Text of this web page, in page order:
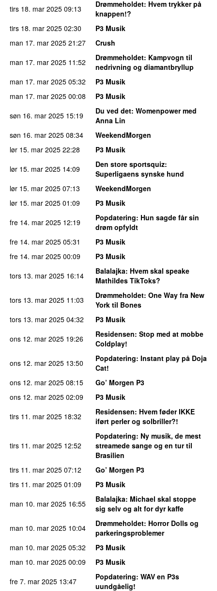
tirs 18. mar 2025 09:13 Drømmeholdet: Hvem trykker på
knappen!?
tirs 18. mar 2025 02:30
P3 Musik
man 17. mar 2025 21:27
Crush
man 17. mar 2025 11:52 Drømmeholdet: Kampvogn til
nedrivning og diamantbryllup
man 17. mar 2025 05:32
P3 Musik
man 17. mar 2025 00:08
P3 Musik
søn 16. mar 2025 15:19 Du ved det: Womenpower med
Anna Lin
søn 16. mar 2025 08:34
WeekendMorgen
lør 15. mar 2025 22:28
P3 Musik
lør 15. mar 2025 14:09 Den store sportsquiz:
Superligaens synske hund
lør 15. mar 2025 07:13
WeekendMorgen
lør 15. mar 2025 01:09
P3 Musik
fre 14. mar 2025 12:19 Popdatering: Hun sagde får sin
drøm opfyldt
fre 14. mar 2025 05:31
P3 Musik
fre 14. mar 2025 00:09
P3 Musik
tors 13. mar 2025 16:14 Balalajka: Hvem skal speake
Mathildes TikToks?
tors 13. mar 2025 11:03 Drømmeholdet: One Way fra New
York til Bones
tors 13. mar 2025 04:32
P3 Musik
ons 12. mar 2025 19:26 Residensen: Stop med at mobbe
Coldplay!
ons 12. mar 2025 13:50 Popdatering: Instant play på Doja
Cat!
ons 12. mar 2025 08:15
Go’ Morgen P3
ons 12. mar 2025 02:09
P3 Musik
tirs 11. mar 2025 18:32 Residensen: Hvem føder IKKE
iført perler og solbriller?!
tirs 11. mar 2025 12:52
Popdatering: Ny musik, de mest
streamede sange og en tur til
Brasilien
tirs 11. mar 2025 07:12
Go’ Morgen P3
tirs 11. mar 2025 01:09
P3 Musik
man 10. mar 2025 16:55 Balalajka: Michael skal stoppe
sig selv og alt for dyr kaffe
man 10. mar 2025 10:04 Drømmeholdet: Horror Dolls og
parkeringsproblemer
man 10. mar 2025 05:32
P3 Musik
man 10. mar 2025 00:09
P3 Musik
fre 7. mar 2025 13:47 Popdatering: WAV en P3s
uundgåelig!